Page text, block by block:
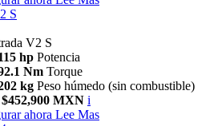
S
V2 S
hp Potencia
Nm Torque
kg Peso húmedo (sin combustible)
$452,900 MXN i
ahora Lee Mas